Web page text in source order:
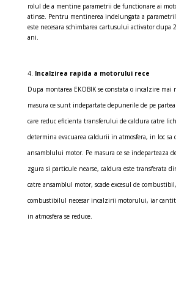
rolul de a mentine parametrii de functionare ai
atinse. Pentru mentinerea indelungata a
este necesara schimbarea cartusului activator dupa
ani.
Incalzirea rapida a motorului rece
Dupa montarea EKOBIK se constata o incalzire
masura ce sunt indepartate depunerile de pe
care reduc eficienta transferului de caldura catre
determina evacuarea caldurii in atmosfera, in loc
ansamblului motor. Pe masura ce se indeparteaza
zgura si particule nearse, caldura este transferata
catre ansamblul motor, scade excesul de
combustibilul necesar incalzirii motorului, iar
in atmosfera se reduce.